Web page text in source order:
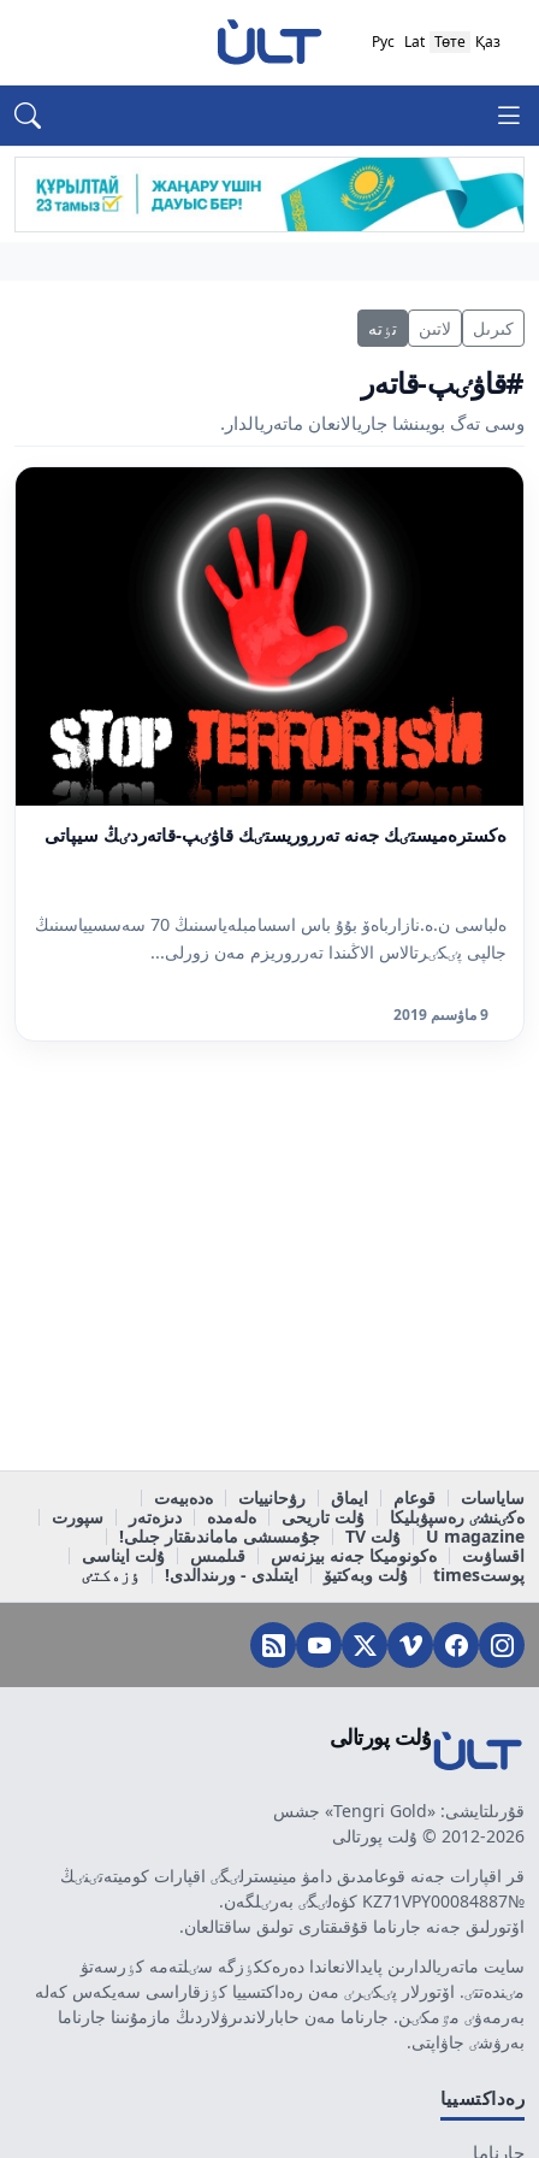
Қаз
Төте
Lat
Рус
كىرىل لاتىن تٶتە
#قاۋٸپ-قاتەر
وسى تەگ بويىنشا جاريالانعان ماتەريالدار.
ەكسترەميستٸك جەنە تەرروريستٸك قاۋٸپ-قاتەردٸڭ سيپاتى
ەلباسى ن.ە.نازارباەۆ بۇۇ باس اسسامبلەياسىنىڭ 70 سەسسيياسىنىڭ
جالپى پٸكٸرتالاس الاڭىندا تەرروريزم مەن زورلى...
9 ماۋسىم 2019
ساياسات قوعام ايماق رۋحانييات
ەدەبيەت
ەكٸنشٸ رەسپۋبليكا
ۇلت تاريحى ەلەمدە دىزەتەر
سپورت
U magazine
ۇلت TV
جۇمىسشى ماماندىقتار جىلى!
اقساۋىت
ەكونوميكا جەنە بيزنەس قىلمىس
ۇلت ايناسى
پوستtimes
ۇلت وبەكتيۆ ايتىلدى - ورىندالدى! ٶزەكتٸ
ۇلت پورتالى
قۇرىلتايشى: «Tengri Gold» جشس
2012-2026 © ۇلت پورتالى
قر اقپارات جەنە قوعامدىق دامۋ مينيسترلٸگٸ اقپارات كوميتەتٸنٸڭ
№KZ71VPY00084887 كۋەلٸگٸ بەرٸلگەن.
اۆتورلىق جەنە جارناما قۇقىقتارى تولىق ساقتالعان.
سايت ماتەريالدارىن پايدالانعاندا دەرەككٶزگە سٸلتەمە كٶرسەتۋ
مٸندەتتٸ. اۆتورلار پٸكٸرٸ مەن رەداكتسييا كٶزقاراسى سەيكەس كەلە
بەرمەۋٸ مٷمكٸن. جارناما مەن حابارلاندىرۋلاردىڭ مازمۇنىنا جارناما
بەرۋشٸ جاۋاپتى.
رەداكتسييا
جارناما